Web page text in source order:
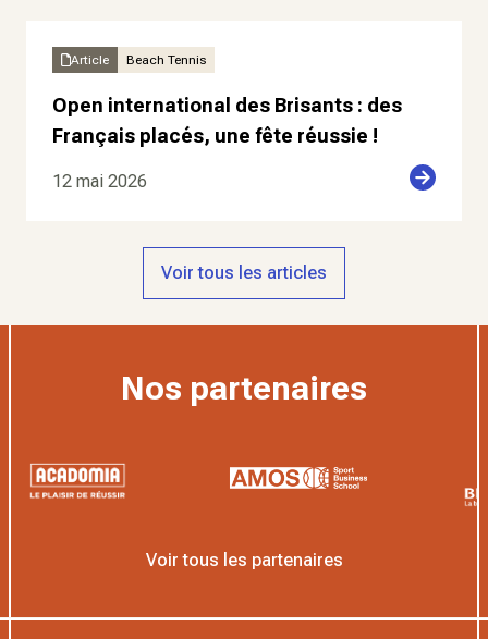
Article Beach Tennis
Open international des Brisants : des
Français placés, une fête réussie !
12 mai 2026
Voir tous les articles
Nos partenaires
Voir tous les partenaires